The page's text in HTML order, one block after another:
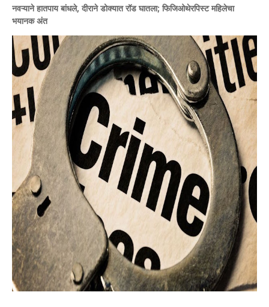
नवऱ्याने हातपाय बांधले, दीराने डोक्यात रॉड घातला; फिजिओथेरपिस्ट महिलेचा
भयानक अंत